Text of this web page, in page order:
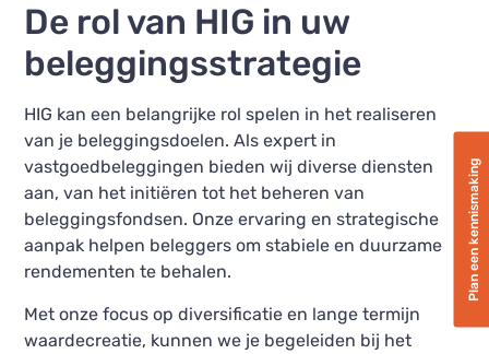
Plan een kennismaking
De rol van HIG in uw
beleggingsstrategie
HIG kan een belangrijke rol spelen in het realiseren
van je beleggingsdoelen. Als expert in
vastgoedbeleggingen bieden wij diverse diensten
aan, van het initiëren tot het beheren van
beleggingsfondsen. Onze ervaring en strategische
aanpak helpen beleggers om stabiele en duurzame
rendementen te behalen.
Met onze focus op diversificatie en lange termijn
waardecreatie, kunnen we je begeleiden bij het